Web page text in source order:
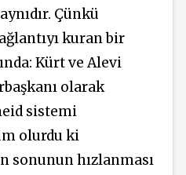
Çünkü
kuran bir
Kürt ve Alevi
olarak
sistemi
olurdu ki
sonunun hızlanması